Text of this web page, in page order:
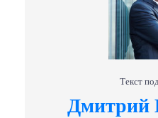
Текст
Дмитрий